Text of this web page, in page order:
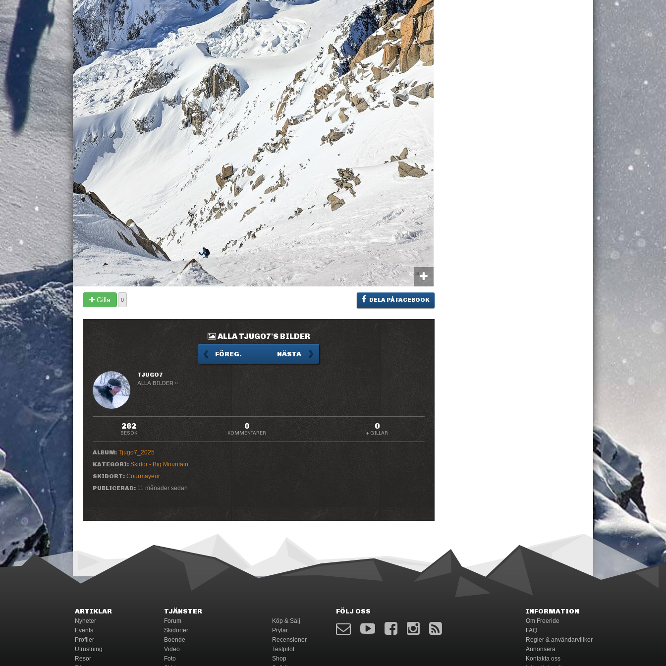
Gilla 0 DELA PÅ FACEBOOK
ALLA TJUGO7'S BILDER
FÖREG. NÄSTA
TJUGO7
ALLA BILDER ››
262
BESÖK
0
KOMMENTARER
0
+ GILLAR
ALBUM: Tjugo7_2025
KATEGORI: Skidor - Big Mountain
SKIDORT: Courmayeur
PUBLICERAD: 11 månader sedan
ARTIKLAR
Nyheter
Events
Profiler
Utrustning
Resor
TJÄNSTER
Forum
Skidorter
Boende
Video
Foto
Köp & Sälj
Prylar
Recensioner
Testpilot
Shop
FÖLJ OSS INFORMATION
Om Freeride
FAQ
Regler & användarvillkor
Annonsera
Kontakta oss